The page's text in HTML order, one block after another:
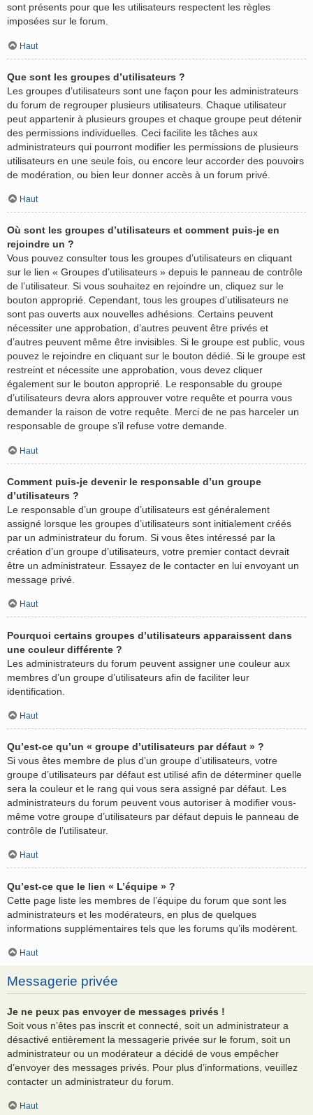
sont présents pour que les utilisateurs respectent les règles
imposées sur le forum.
Haut
Que sont les groupes d’utilisateurs ?
Les groupes d’utilisateurs sont une façon pour les administrateurs
du forum de regrouper plusieurs utilisateurs. Chaque utilisateur
peut appartenir à plusieurs groupes et chaque groupe peut détenir
des permissions individuelles. Ceci facilite les tâches aux
administrateurs qui pourront modifier les permissions de plusieurs
utilisateurs en une seule fois, ou encore leur accorder des pouvoirs
de modération, ou bien leur donner accès à un forum privé.
Haut
Où sont les groupes d’utilisateurs et comment puis-je en
rejoindre un ?
Vous pouvez consulter tous les groupes d’utilisateurs en cliquant
sur le lien « Groupes d’utilisateurs » depuis le panneau de contrôle
de l’utilisateur. Si vous souhaitez en rejoindre un, cliquez sur le
bouton approprié. Cependant, tous les groupes d’utilisateurs ne
sont pas ouverts aux nouvelles adhésions. Certains peuvent
nécessiter une approbation, d’autres peuvent être privés et
d’autres peuvent même être invisibles. Si le groupe est public, vous
pouvez le rejoindre en cliquant sur le bouton dédié. Si le groupe est
restreint et nécessite une approbation, vous devez cliquer
également sur le bouton approprié. Le responsable du groupe
d’utilisateurs devra alors approuver votre requête et pourra vous
demander la raison de votre requête. Merci de ne pas harceler un
responsable de groupe s’il refuse votre demande.
Haut
Comment puis-je devenir le responsable d’un groupe
d’utilisateurs ?
Le responsable d’un groupe d’utilisateurs est généralement
assigné lorsque les groupes d’utilisateurs sont initialement créés
par un administrateur du forum. Si vous êtes intéressé par la
création d’un groupe d’utilisateurs, votre premier contact devrait
être un administrateur. Essayez de le contacter en lui envoyant un
message privé.
Haut
Pourquoi certains groupes d’utilisateurs apparaissent dans
une couleur différente ?
Les administrateurs du forum peuvent assigner une couleur aux
membres d’un groupe d’utilisateurs afin de faciliter leur
identification.
Haut
Qu’est-ce qu’un « groupe d’utilisateurs par défaut » ?
Si vous êtes membre de plus d’un groupe d’utilisateurs, votre
groupe d’utilisateurs par défaut est utilisé afin de déterminer quelle
sera la couleur et le rang qui vous sera assigné par défaut. Les
administrateurs du forum peuvent vous autoriser à modifier vous-
même votre groupe d’utilisateurs par défaut depuis le panneau de
contrôle de l’utilisateur.
Haut
Qu’est-ce que le lien « L’équipe » ?
Cette page liste les membres de l’équipe du forum que sont les
administrateurs et les modérateurs, en plus de quelques
informations supplémentaires tels que les forums qu’ils modèrent.
Haut
Messagerie privée
Je ne peux pas envoyer de messages privés !
Soit vous n’êtes pas inscrit et connecté, soit un administrateur a
désactivé entièrement la messagerie privée sur le forum, soit un
administrateur ou un modérateur a décidé de vous empêcher
d’envoyer des messages privés. Pour plus d’informations, veuillez
contacter un administrateur du forum.
Haut